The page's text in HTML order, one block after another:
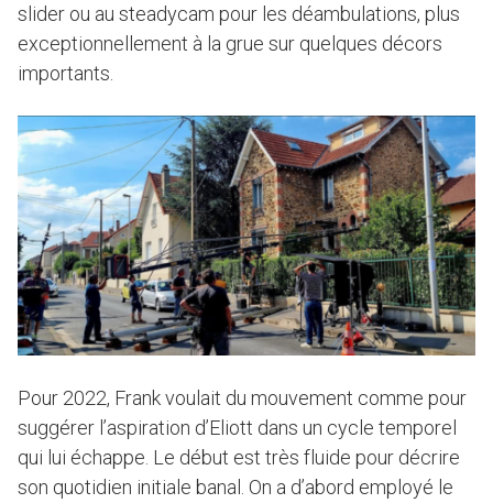
slider ou au steadycam pour les déambulations, plus
exceptionnellement à la grue sur quelques décors
importants.
Pour 2022, Frank voulait du mouvement comme pour
suggérer l’aspiration d’Eliott dans un cycle temporel
qui lui échappe. Le début est très fluide pour décrire
son quotidien initiale banal. On a d’abord employé le